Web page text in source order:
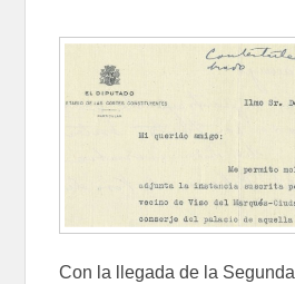
Con la llegada de la